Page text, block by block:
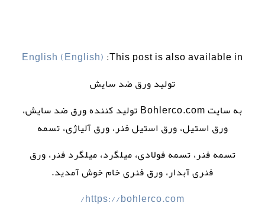
This post is also available in:
English (English)
تولید ورق ضد سایش
به سایت Bohlerco.com تولید کننده ورق ضد سایش،
ورق استیل، ورق استیل فنر، ورق آلیاژی، تسمه
تسمه فنر، تسمه فولادی، میلگرد، میلگرد فنر، ورق
فنری آبدار، ورق فنری خام خوش آمدید.
https://bohlerco.com/